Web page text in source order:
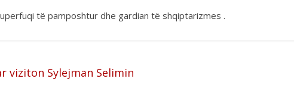
të pamposhtur dhe gardian të shqiptarizmes .
viziton Sylejman Selimin